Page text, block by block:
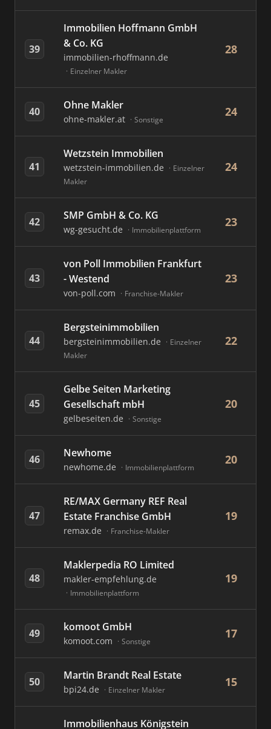
39
Immobilien Hoffmann GmbH
& Co. KG
immobilien-rhoffmann.de
Einzelner Makler
28
40 Ohne Makler
ohne-makler.at Sonstige
24
41
Wetzstein Immobilien
wetzstein-immobilien.de
Einzelner
Makler
24
42 SMP GmbH & Co. KG
wg-gesucht.de Immobilienplattform
23
43
von Poll Immobilien Frankfurt
- Westend
von-poll.com Franchise-Makler
23
44
Bergsteinimmobilien
bergsteinimmobilien.de
Einzelner
Makler
22
45
Gelbe Seiten Marketing
Gesellschaft mbH
gelbeseiten.de Sonstige
20
46 Newhome
newhome.de Immobilienplattform
20
47
RE/MAX Germany REF Real
Estate Franchise GmbH
remax.de Franchise-Makler
19
48
Maklerpedia RO Limited
makler-empfehlung.de
Immobilienplattform
19
49 komoot GmbH
komoot.com Sonstige
17
50 Martin Brandt Real Estate
bpi24.de Einzelner Makler
15
Immobilienhaus Königstein